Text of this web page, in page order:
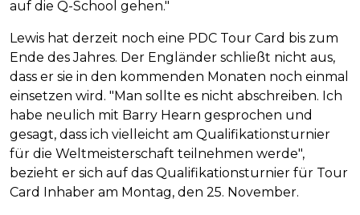
auf die Q-School gehen."
Lewis hat derzeit noch eine PDC Tour Card bis zum
Ende des Jahres. Der Engländer schließt nicht aus,
dass er sie in den kommenden Monaten noch einmal
einsetzen wird. "Man sollte es nicht abschreiben. Ich
habe neulich mit Barry Hearn gesprochen und
gesagt, dass ich vielleicht am Qualifikationsturnier
für die Weltmeisterschaft teilnehmen werde",
bezieht er sich auf das Qualifikationsturnier für Tour
Card Inhaber am Montag, den 25. November.